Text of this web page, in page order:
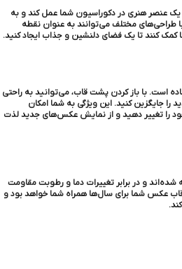
عنصر هنری در دکوراسیون شما عمل کند و به
مختلف می‌توانند به عنوان نقطه
کمک کنند تا یک فضای دلنشین و جذاب ایجاد کنید.
با باز کردن پشت قاب، می‌توانید به راحتی
جایگزین کنید. این ویژگی به شما امکان
را تغییر دهید و از نمایش عکس‌های جدید لذت
شده‌اند و در برابر تغییرات دما و رطوبت مقاومت
عکس شما برای سال‌ها همراه شما خواهد بود و